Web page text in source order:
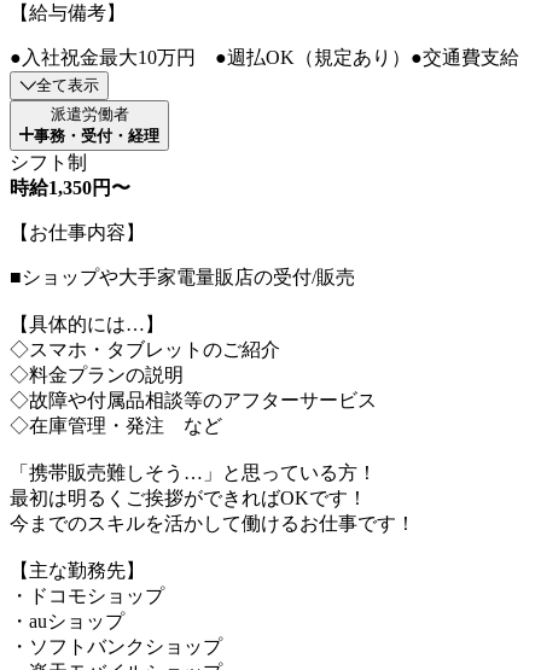
【給与備考】
●入社祝金最大10万円 ●週払OK（規定あり）●交通費支給
全て表示
派遣労働者
事務・受付・経理
シフト制
時給1,350円〜
【お仕事内容】
■ショップや大手家電量販店の受付/販売
【具体的には…】
◇スマホ・タブレットのご紹介
◇料金プランの説明
◇故障や付属品相談等のアフターサービス
◇在庫管理・発注 など
「携帯販売難しそう…」と思っている方！
最初は明るくご挨拶ができればOKです！
今までのスキルを活かして働けるお仕事です！
【主な勤務先】
・ドコモショップ
・auショップ
・ソフトバンクショップ